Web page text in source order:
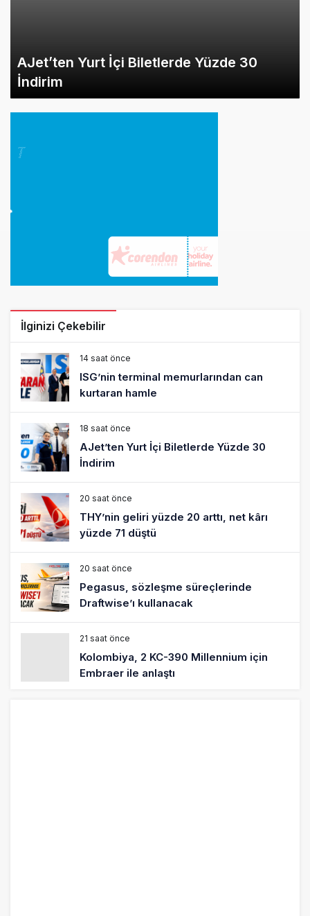
AJet’ten Yurt İçi Biletlerde Yüzde 30
İndirim
İlginizi Çekebilir
14 saat önce
ISG’nin terminal memurlarından can
kurtaran hamle
18 saat önce
AJet’ten Yurt İçi Biletlerde Yüzde 30
İndirim
20 saat önce
THY’nin geliri yüzde 20 arttı, net kârı
yüzde 71 düştü
20 saat önce
Pegasus, sözleşme süreçlerinde
Draftwise’ı kullanacak
21 saat önce
Kolombiya, 2 KC-390 Millennium için
Embraer ile anlaştı